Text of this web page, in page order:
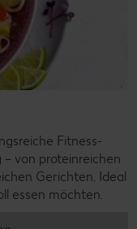
Fitness-
von proteinreichen
Gerichten. Ideal
essen möchten.